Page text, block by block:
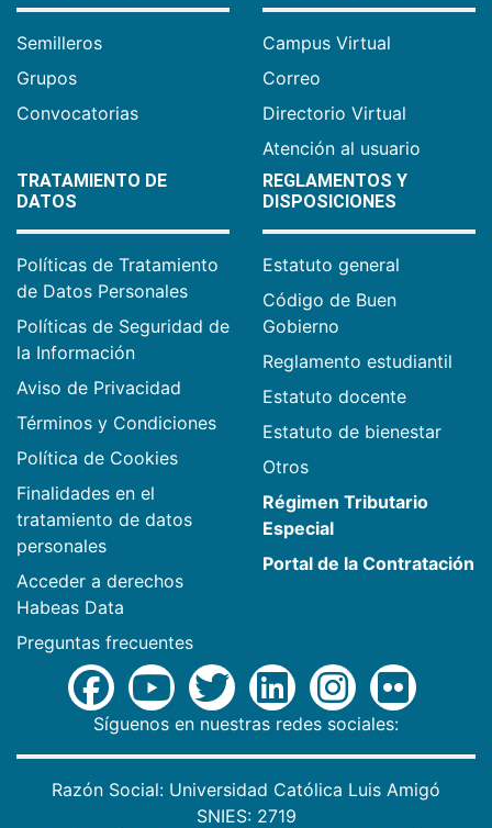
Semilleros
Grupos
Convocatorias
Campus Virtual
Correo
Directorio Virtual
Atención al usuario
TRATAMIENTO DE
DATOS
Políticas de Tratamiento
de Datos Personales
Políticas de Seguridad de
la Información
Aviso de Privacidad
Términos y Condiciones
Política de Cookies
Finalidades en el
tratamiento de datos
personales
Acceder a derechos
Habeas Data
Preguntas frecuentes
REGLAMENTOS Y
DISPOSICIONES
Estatuto general
Código de Buen
Gobierno
Reglamento estudiantil
Estatuto docente
Estatuto de bienestar
Otros
Régimen Tributario
Especial
Portal de la Contratación
Síguenos en nuestras redes sociales:
Razón Social: Universidad Católica Luis Amigó
SNIES: 2719